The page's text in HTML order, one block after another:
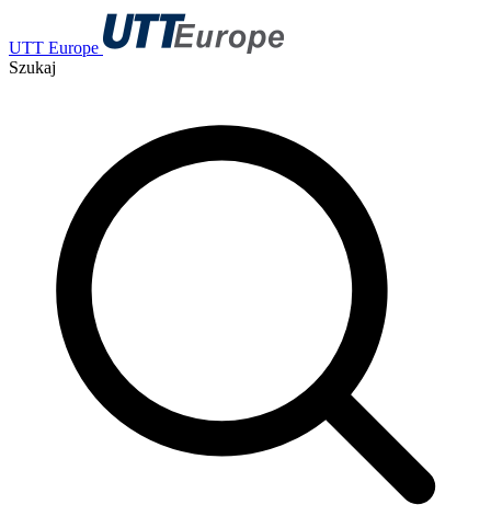
UTT Europe
Szukaj